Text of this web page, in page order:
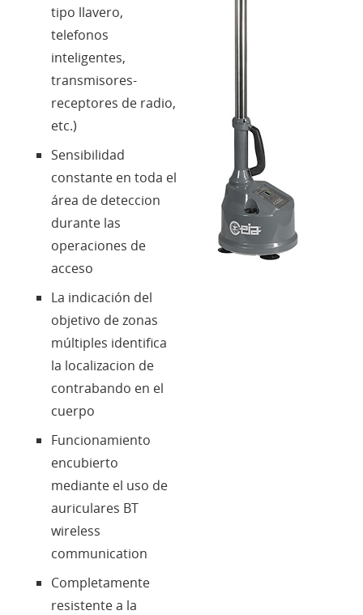
tipo llavero,
telefonos
inteligentes,
transmisores-
receptores de radio,
etc.)
Sensibilidad
constante en toda el
área de deteccion
durante las
operaciones de
acceso
La indicación del
objetivo de zonas
múltiples identifica
la localizacion de
contrabando en el
cuerpo
Funcionamiento
encubierto
mediante el uso de
auriculares BT
wireless
communication
Completamente
resistente a la